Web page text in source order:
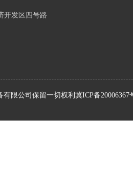
开发区四号路
限公司保留一切权利 冀ICP备20006367